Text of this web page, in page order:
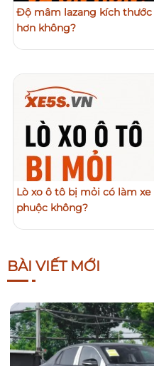
Độ mâm lazang kích thước
hơn không?
Lò xo ô tô bị mỏi có làm
phuộc không?
BÀI VIẾT MỚI